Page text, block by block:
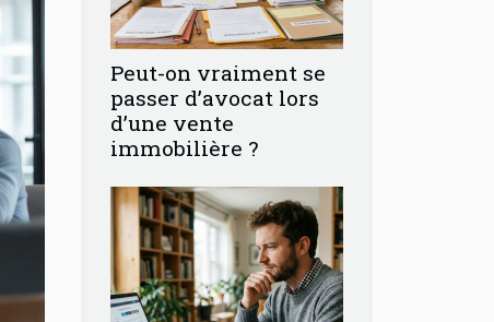
Peut-on vraiment se
passer d’avocat lors
d’une vente
immobilière ?